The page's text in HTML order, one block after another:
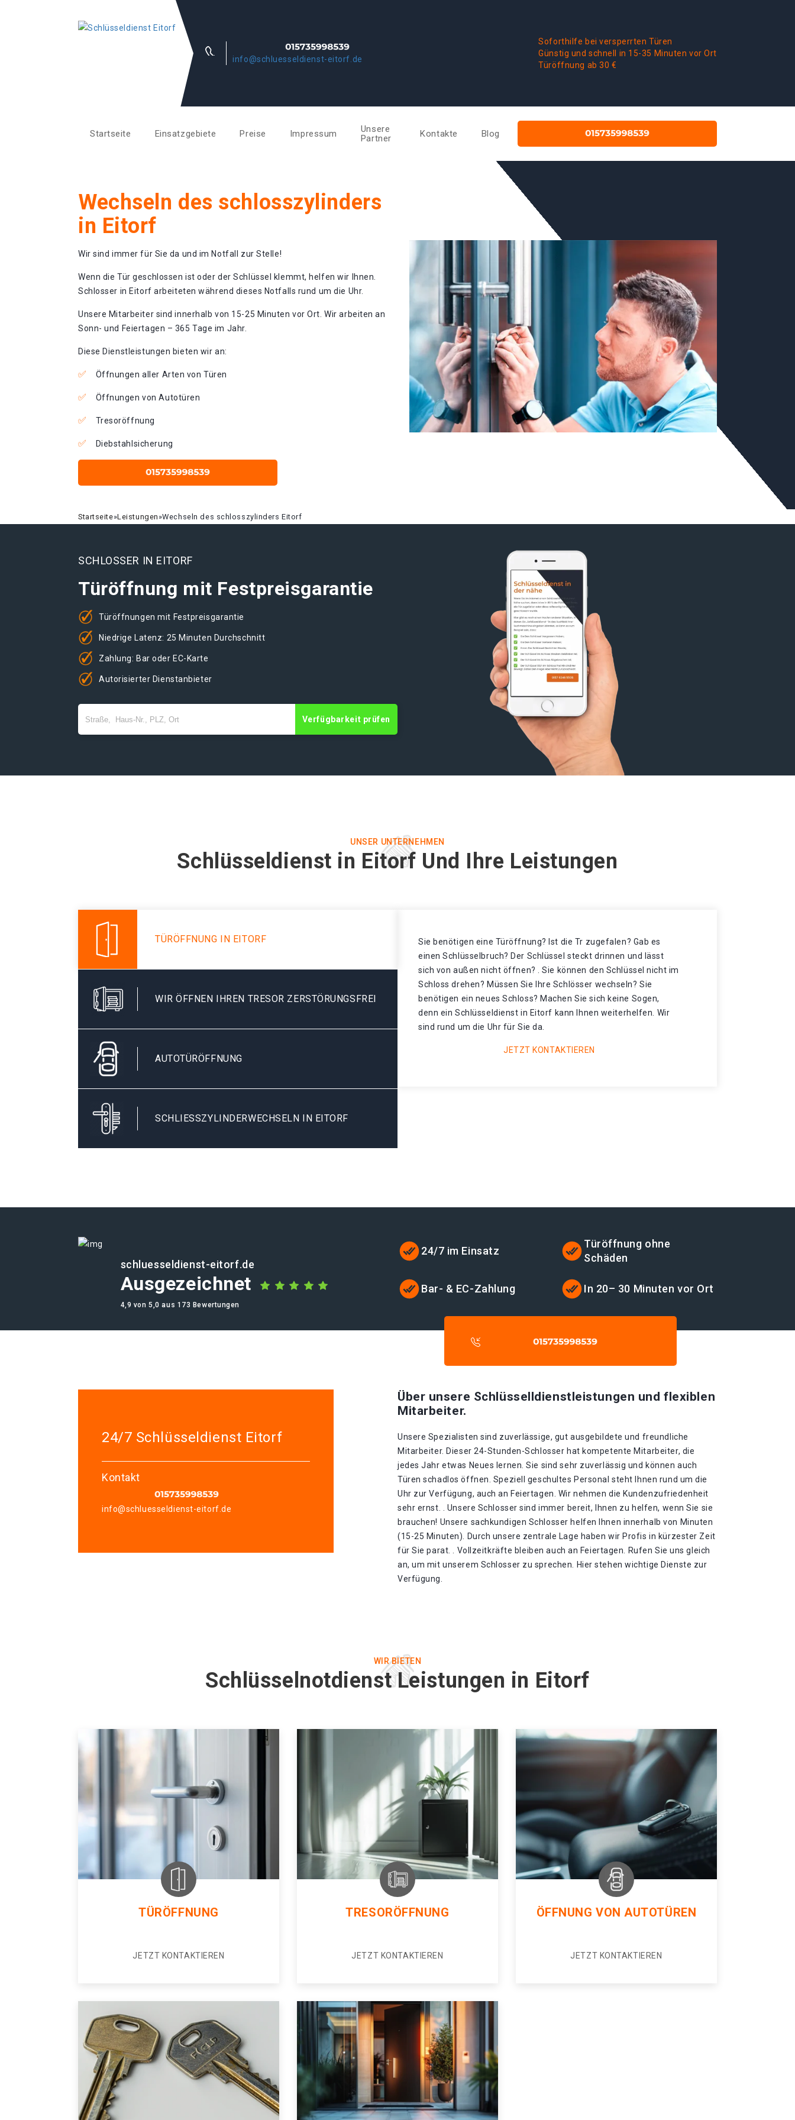
info@schluesseldienst-eitorf.de
Soforthilfe bei versperrten Türen
Günstig und schnell in 15-35 Minuten vor Ort
Türöffnung ab 30 €
Startseite Einsatzgebiete Preise Impressum
Unsere
Partner
Kontakte Blog
Wechseln des schlosszylinders
in Eitorf
Wir sind immer für Sie da und im Notfall zur Stelle!
Wenn die Tür geschlossen ist oder der Schlüssel klemmt, helfen wir Ihnen.
Schlosser in Eitorf arbeiteten während dieses Notfalls rund um die Uhr.
Unsere Mitarbeiter sind innerhalb von 15-25 Minuten vor Ort. Wir arbeiten an
Sonn- und Feiertagen – 365 Tage im Jahr.
Diese Dienstleistungen bieten wir an:
Öffnungen aller Arten von Türen
Öffnungen von Autotüren
Tresoröffnung
Diebstahlsicherung
Startseite»Leistungen»Wechseln des schlosszylinders Eitorf
SCHLOSSER IN EITORF
Türöffnung mit Festpreisgarantie
Türöffnungen mit Festpreisgarantie
Niedrige Latenz: 25 Minuten Durchschnitt
Zahlung: Bar oder EC-Karte
Autorisierter Dienstanbieter
Verfügbarkeit prüfen
UNSER UNTERNEHMEN
Schlüsseldienst in Eitorf Und Ihre Leistungen
TÜRÖFFNUNG IN EITORF
WIR ÖFFNEN IHREN TRESOR ZERSTÖRUNGSFREI
AUTOTÜRÖFFNUNG
SCHLIESSZYLINDERWECHSELN IN EITORF
Sie benötigen eine Türöffnung? Ist die Tr zugefalen? Gab es
einen Schlüsselbruch? Der Schlüssel steckt drinnen und lässt
sich von außen nicht öffnen? . Sie können den Schlüssel nicht im
Schloss drehen? Müssen Sie Ihre Schlösser wechseln? Sie
benötigen ein neues Schloss? Machen Sie sich keine Sogen,
denn ein Schlüsseldienst in Eitorf kann Ihnen weiterhelfen. Wir
sind rund um die Uhr für Sie da.
JETZT KONTAKTIEREN
schluesseldienst-eitorf.de
Ausgezeichnet
4,9 von 5,0 aus 173 Bewertungen
24/7 im Einsatz
Türöffnung ohne
Schäden
Bar- & EC-Zahlung In 20– 30 Minuten vor Ort
24/7 Schlüsseldienst Eitorf
Kontakt
info@schluesseldienst-eitorf.de
Über unsere Schlüsselldienstleistungen und flexiblen
Mitarbeiter.
Unsere Spezialisten sind zuverlässige, gut ausgebildete und freundliche
Mitarbeiter. Dieser 24-Stunden-Schlosser hat kompetente Mitarbeiter, die
jedes Jahr etwas Neues lernen. Sie sind sehr zuverlässig und können auch
Türen schadlos öffnen. Speziell geschultes Personal steht Ihnen rund um die
Uhr zur Verfügung, auch an Feiertagen. Wir nehmen die Kundenzufriedenheit
sehr ernst. . Unsere Schlosser sind immer bereit, Ihnen zu helfen, wenn Sie sie
brauchen! Unsere sachkundigen Schlosser helfen Ihnen innerhalb von Minuten
(15-25 Minuten). Durch unsere zentrale Lage haben wir Profis in kürzester Zeit
für Sie parat. . Vollzeitkräfte bleiben auch an Feiertagen. Rufen Sie uns gleich
an, um mit unserem Schlosser zu sprechen. Hier stehen wichtige Dienste zur
Verfügung.
WIR BIETEN
Schlüsselnotdienst Leistungen in Eitorf
TÜRÖFFNUNG
JETZT KONTAKTIEREN
TRESORÖFFNUNG
JETZT KONTAKTIEREN
ÖFFNUNG VON AUTOTÜREN
JETZT KONTAKTIEREN